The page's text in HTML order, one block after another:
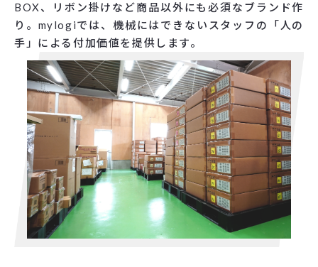
BOX、リボン掛けなど商品以外にも必須なブランド作
り。mylogiでは、機械にはできないスタッフの「人の
手」による付加価値を提供します。